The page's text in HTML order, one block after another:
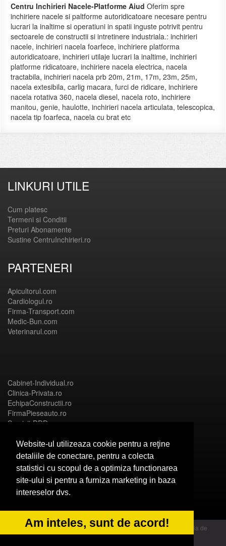
Website-ul utilizeaza cookie pentru a reţine
detaliile de conectare, pentru a colecta
statistici cu scopul de a optimiza functionarea
site-ului si pentru a furniza marketing in baza
intereselor dvs.
Am inteles, sunt de acord!
Centru Inchirieri Nacele-Platforme Aiud Oferim spre
inchiriere nacele si paltforme autoridicatoare necesare pentru
lucrari la inaltime si operatiuni in spatii inguste potrivit pentru
sectoarele de constructii si intretinere industriala.: inchirieri
nacele, inchirieri nacela foarfece, inchiriere platforma
autoridicatoare, inchirieri utilaje lucrari la inaltime, inchirieri
platforme ridicatoare, inchiriere nacela electrica, nacela
tractabila, inchirieri nacela prb 20m, 21m, 17m, 23m, 25m,
nacela extesibila, carlig macara, furci de ridicare, inchiriere
nacela rotativa 360, nacela diesel, nacela roto, inchiriere
manitou, genie, haulotte, inchirieri nacela articulata, telescopica,
nacela tip foarfeca, nacela cu brat etc
LINKURI UTILE
Cum platesc
Termeni si Conditii
Preturi Abonamente
Sustine CentruInchirieri.ro
PARTENERI
Apicultorul.com
Cardiologul.ro
Firma-Transport.com
Medic-Bun.com
Veterinarul.com
Cabinet-Individual.ro
Clinica-Privata.ro
EchipaConstructii.ro
FirmaPieseauto.ro
Servicii-DDD.com
Birouri-Cadastru.ro
CramaVinuri.ro
FirmaTractariAuto.ro
© 2014 Powered by OdinMedia | este inscrisa la Autoritatea Nationala de